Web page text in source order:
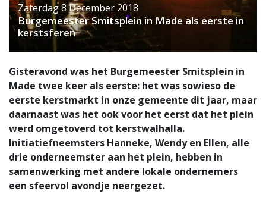
Zaterdag 8 December 2018
Burgemeester Smitsplein in Made als eerste in
kerstsferen
Gisteravond was het Burgemeester Smitsplein in
Made twee keer als eerste: het was sowieso de
eerste kerstmarkt in onze gemeente dit jaar, maar
daarnaast was het ook voor het eerst dat het plein
werd omgetoverd tot kerstwalhalla.
Initiatiefneemsters Hanneke, Wendy en Ellen, alle
drie onderneemster aan het plein, hebben in
samenwerking met andere lokale ondernemers
een sfeervol avondje neergezet.